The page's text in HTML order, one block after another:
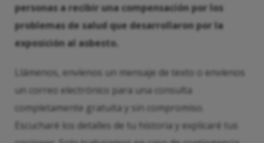
personas a recibir una compensación por los
problemas de salud que desarrollaron por la
exposición al asbesto.
Llámenos, envíenos un mensaje de texto o envíenos
un correo electrónico para una consulta
completamente gratuita y sin compromiso.
Escucharé los detalles de tu historia y explicaré tus